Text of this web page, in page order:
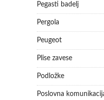
Pegasti badelj
Pergola
Peugeot
Plise zavese
Podložke
Poslovna